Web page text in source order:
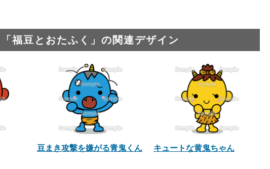
「福豆とおたふく」の関連デザイン
豆まき攻撃を嫌がる青鬼くん キュートな黄鬼ちゃん